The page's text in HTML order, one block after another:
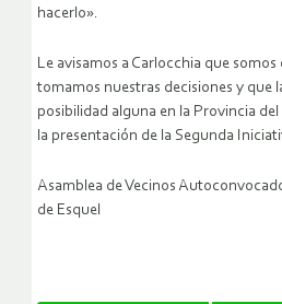
hacerlo».
Le avisamos a Carlocchia que
tomamos nuestras decisiones y que
posibilidad alguna en la Provincia
la presentación de la Segunda
Asamblea de Vecinos
de Esquel